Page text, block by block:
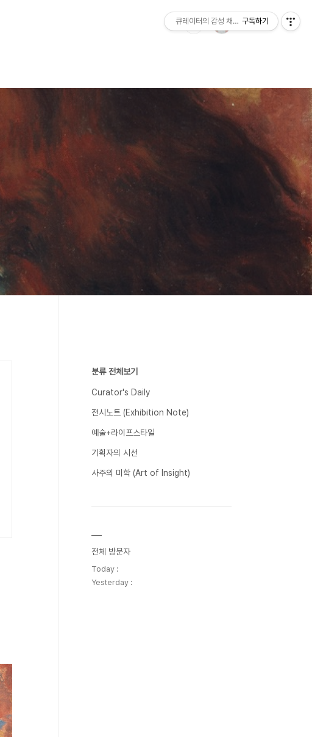
분류 전체보기
Curator's Daily
전시노트 (Exhibition Note)
예술+라이프스타일
기획자의 시선
사주의 미학 (Art of Insight)
전체 방문자
Today :
Yesterday :
큐레이터의 감성 채집일지구독하기